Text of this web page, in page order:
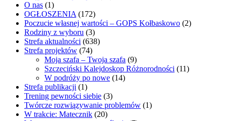
O nas (1)
OGŁOSZENIA (172)
Poczucie własnej wartości – GOPS Kołbaskowo (2)
Rodziny z wyboru (3)
Strefa aktualności (638)
Strefa projektów (74)
Moja szafa – Twoja szafa (9)
Szczeciński Kalejdoskop Różnorodności (11)
W podróży po nowe (14)
Strefa publikacji (1)
Trening pewności siebie (3)
Twórcze rozwiązywanie problemów (1)
W trakcie: Matecznik (20)